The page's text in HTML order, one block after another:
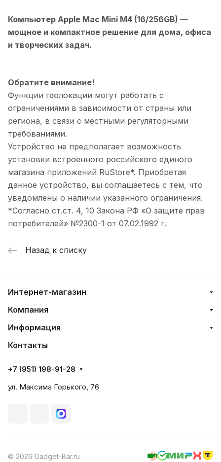
Компьютер Apple Mac Mini M4 (16/256GB) —
мощное и компактное решение для дома, офиса
и творческих задач.
Обратите внимание!
Функции геолокации могут работать с
ограничениями в зависимости от страны или
региона, в связи с местными регуляторными
требованиями.
Устройство не предполагает возможность
установки встроенного российского единого
магазина приложений RuStore*. Приобретая
данное устройство, вы соглашаетесь с тем, что
уведомлены о наличии указанного ограничения.
*Согласно ст.ст. 4, 10 Закона РФ «О защите прав
потребителей» №2300-1 от 07.02.1992 г.
Назад к списку
Интернет-магазин
Компания
Информация
Контакты
+7 (951) 198-91-28
ул. Максима Горького, 76
© 2026 Gadget-Bar.ru